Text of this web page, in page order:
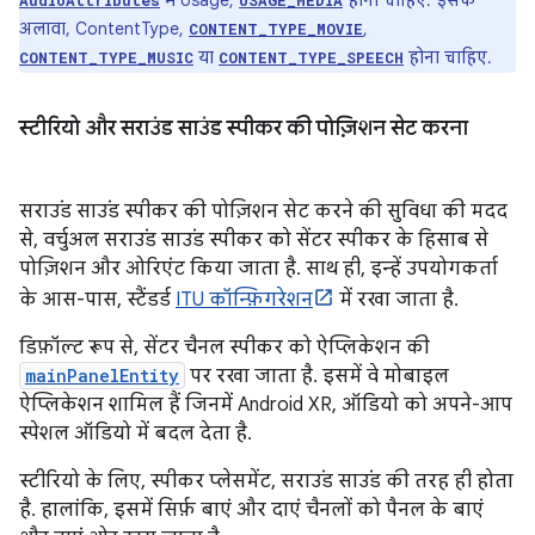
अलावा, ContentType, CONTENT_TYPE_MOVIE,
CONTENT_TYPE_MUSIC या CONTENT_TYPE_SPEECH होना चाहिए.
स्टीरियो और सराउंड साउंड स्पीकर की पोज़िशन सेट करना
सराउंड साउंड स्पीकर की पोज़िशन सेट करने की सुविधा की मदद
से, वर्चुअल सराउंड साउंड स्पीकर को सेंटर स्पीकर के हिसाब से
पोज़िशन और ओरिएंट किया जाता है. साथ ही, इन्हें उपयोगकर्ता
के आस-पास, स्टैंडर्ड ITU कॉन्फ़िगरेशन
में रखा जाता है.
डिफ़ॉल्ट रूप से, सेंटर चैनल स्पीकर को ऐप्लिकेशन की
mainPanelEntity पर रखा जाता है. इसमें वे मोबाइल
ऐप्लिकेशन शामिल हैं जिनमें Android XR, ऑडियो को अपने-आप
स्पेशल ऑडियो में बदल देता है.
स्टीरियो के लिए, स्पीकर प्लेसमेंट, सराउंड साउंड की तरह ही होता
है. हालांकि, इसमें सिर्फ़ बाएं और दाएं चैनलों को पैनल के बाएं